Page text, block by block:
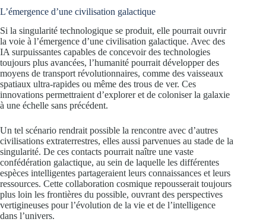
L’émergence d’une civilisation galactique
Si la singularité technologique se produit, elle pourrait ouvrir
la voie à l’émergence d’une civilisation galactique. Avec des
IA surpuissantes capables de concevoir des technologies
toujours plus avancées, l’humanité pourrait développer des
moyens de transport révolutionnaires, comme des vaisseaux
spatiaux ultra-rapides ou même des trous de ver. Ces
innovations permettraient d’explorer et de coloniser la galaxie
à une échelle sans précédent.
Un tel scénario rendrait possible la rencontre avec d’autres
civilisations extraterrestres, elles aussi parvenues au stade de la
singularité. De ces contacts pourrait naître une vaste
confédération galactique, au sein de laquelle les différentes
espèces intelligentes partageraient leurs connaissances et leurs
ressources. Cette collaboration cosmique repousserait toujours
plus loin les frontières du possible, ouvrant des perspectives
vertigineuses pour l’évolution de la vie et de l’intelligence
dans l’univers.